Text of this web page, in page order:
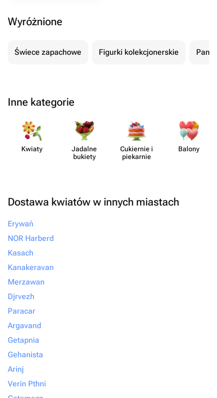
Wyróżnione
Świece zapachowe Figurki kolekcjonerskie
Inne kategorie
Kwiaty
Jadalne
bukiety
Cukiernie i
piekarnie
Balony
Dostawa kwiatów w innych miastach
Erywań
NOR Harberd
Kasach
Kanakeravan
Merzawan
Djrvezh
Paracar
Argavand
Getapnia
Gehanista
Arinj
Verin Pthni